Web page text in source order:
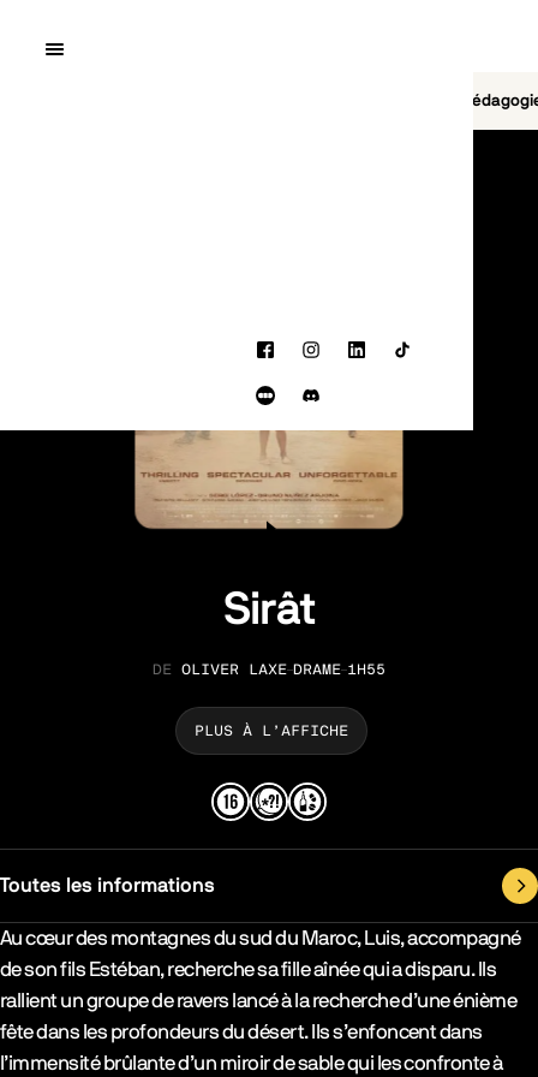
Quai10
FacebookInstagram
LinkedInTikTok
Letterboxd
Discord
Sirât
RÉALISATION
OLIVER LAXE GENRE
DRAME DURÉE
1H55
PLUS À L’AFFICHE
Toutes les informations
Synopsys & Casting
Au cœur des montagnes du sud du Maroc, Luis, accompagné
de son fils Estéban, recherche sa fille aînée qui a disparu. Ils
rallient un groupe de ravers lancé à la recherche d’une énième
fête dans les profondeurs du désert. Ils s’enfoncent dans
l’immensité brûlante d’un miroir de sable qui les confronte à